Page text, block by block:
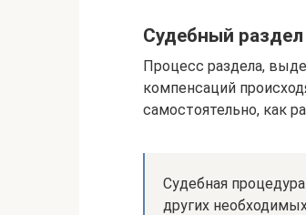
Судебный раздел
Процесс раздела,
компенсаций
самостоятельно, как
Судебная
других